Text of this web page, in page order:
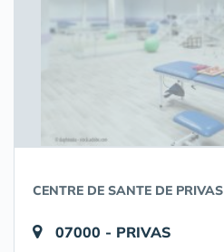
CENTRE DE SANTE DE PRIVAS
07000 - PRIVAS